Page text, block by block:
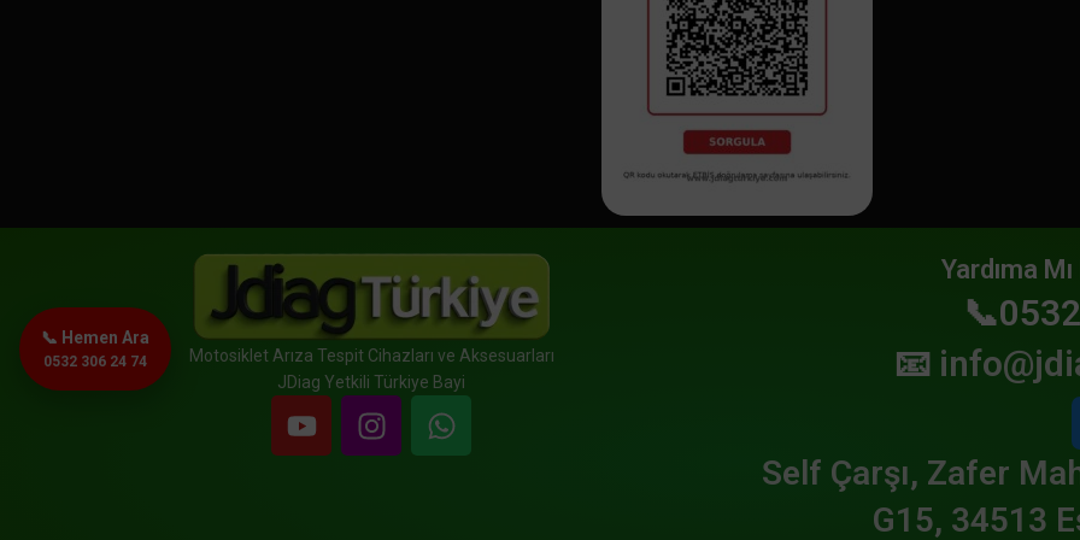
Motosiklet Arıza Tespit Cihazları ve Aksesuarları
JDiag Yetkili Türkiye Bayi
Yardıma
📧
Self Çarşı, Zafer
G15, 34513
📞 Hemen Ara
0532 306 24 74